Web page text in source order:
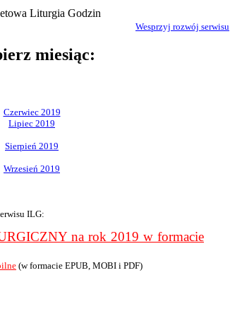
Wesprzyj rozwój serwisu
miesiąc:
Czerwiec 2019
Lipiec 2019
Sierpień 2019
Wrzesień 2019
ILG:
na rok 2019 w formacie
(w formacie EPUB, MOBI i PDF)